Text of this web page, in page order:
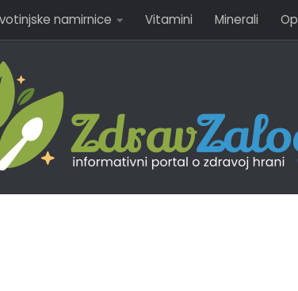
namirnice Vitamini Minerali